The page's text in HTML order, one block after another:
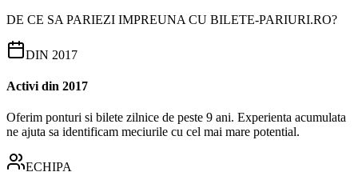
DE CE SA PARIEZI IMPREUNA CU BILETE-PARIURI.RO?
DIN 2017
Activi din 2017
Oferim ponturi si bilete zilnice de peste 9 ani. Experienta acumulata
ne ajuta sa identificam meciurile cu cel mai mare potential.
ECHIPA